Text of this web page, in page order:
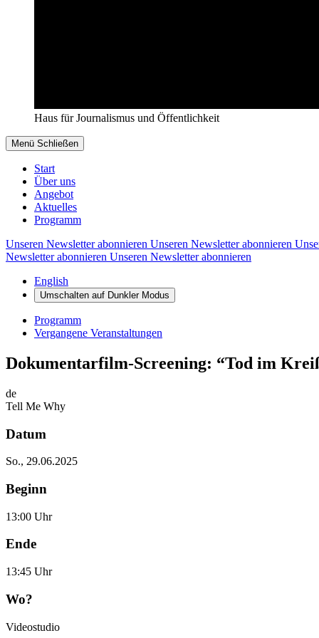
Haus für Journalismus und Öffentlichkeit
Menü Schließen
Start
Über uns
Angebot
Aktuelles
Programm
Unseren Newsletter abonnieren Unseren Newsletter abonnieren
Newsletter abonnieren Unseren Newsletter abonnieren
English
Umschalten auf DunklerModus
Programm
Vergangene Veranstaltungen
Dokumentarfilm-Screening: “Tod im
de
Tell Me Why
Datum
So., 29.06.2025
Beginn
13:00 Uhr
Ende
13:45 Uhr
Wo?
Videostudio